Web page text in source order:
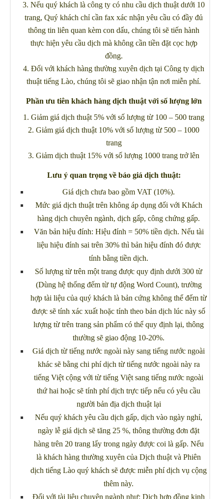
3. Nếu quý khách là công ty có nhu cầu dịch thuật dưới 10
trang, Quý khách chỉ cần fax xác nhận yêu cầu có đầy đủ
thông tin liên quan kèm con dấu, chúng tôi sẽ tiến hành
thực hiện yêu cầu dịch mà không cần tiền đặt cọc hợp
đồng.
4. Đối với khách hàng thường xuyên dịch tại Công ty dịch
thuật tiếng Lào, chúng tôi sẽ giao nhận tận nơi miễn phí.
Phần ưu tiên khách hàng dịch thuật với số lượng lớn
1. Giảm giá dịch thuật 5% với số lượng từ 100 – 500 trang
2. Giảm giá dịch thuật 10% với số lượng từ 500 – 1000
trang
3. Giảm dịch thuật 15% với số lượng 1000 trang trở lên
Lưu ý quan trọng về báo giá dịch thuật:
Giá dịch chưa bao gồm VAT (10%).
Mức giá dịch thuật trên không áp dụng đối với Khách
hàng dịch chuyên ngành, dịch gấp, công chứng gấp.
Văn bản hiệu đính: Hiệu đính = 50% tiền dịch. Nếu tài
liệu hiệu đính sai trên 30% thì bản hiệu đính đó được
tính bằng tiền dịch.
Số lượng từ trên một trang được quy định dưới 300 từ
(Dùng hệ thống đếm từ tự động Word Count), trường
hợp tài liệu của quý khách là bản cứng không thể đếm từ
được sẽ tính xác xuất hoặc tính theo bản dịch lúc này số
lượng từ trên trang sản phẩm có thể quy định lại, thông
thường sẽ giao động 10-20%.
Giá dịch từ tiếng nước ngoài này sang tiếng nước ngoài
khác sẽ bằng chi phí dịch từ tiếng nước ngoài này ra
tiếng Việt cộng với từ tiếng Việt sang tiếng nước ngoài
thứ hai hoặc sẽ tính phí dịch trực tiếp nếu có yêu cầu
người bản địa dịch thuật lại
Nếu quý khách yêu cầu dịch gấp, dịch vào ngày nghỉ,
ngày lễ giá dịch sẽ tăng 25 %, thông thường đơn đặt
hàng trên 20 trang lấy trong ngày được coi là gấp. Nếu
là khách hàng thường xuyên của Dịch thuật và Phiên
dịch tiếng Lào quý khách sẽ được miễn phí dịch vụ cộng
thêm này.
Đối với tài liệu chuyên ngành như: Dịch hợp đồng kinh